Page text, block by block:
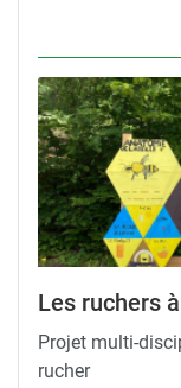
Les ruchers
Projet multi-
rucher